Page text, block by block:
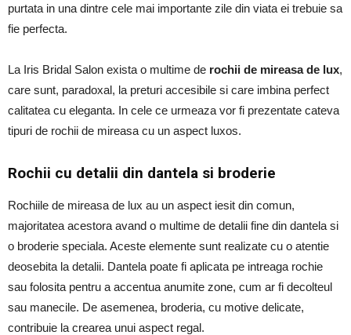
purtata in una dintre cele mai importante zile din viata ei trebuie sa
fie perfecta.
La Iris Bridal Salon exista o multime de rochii de mireasa de lux,
care sunt, paradoxal, la preturi accesibile si care imbina perfect
calitatea cu eleganta. In cele ce urmeaza vor fi prezentate cateva
tipuri de rochii de mireasa cu un aspect luxos.
Rochii cu detalii din dantela si broderie
Rochiile de mireasa de lux au un aspect iesit din comun,
majoritatea acestora avand o multime de detalii fine din dantela si
o broderie speciala. Aceste elemente sunt realizate cu o atentie
deosebita la detalii. Dantela poate fi aplicata pe intreaga rochie
sau folosita pentru a accentua anumite zone, cum ar fi decolteul
sau manecile. De asemenea, broderia, cu motive delicate,
contribuie la crearea unui aspect regal.